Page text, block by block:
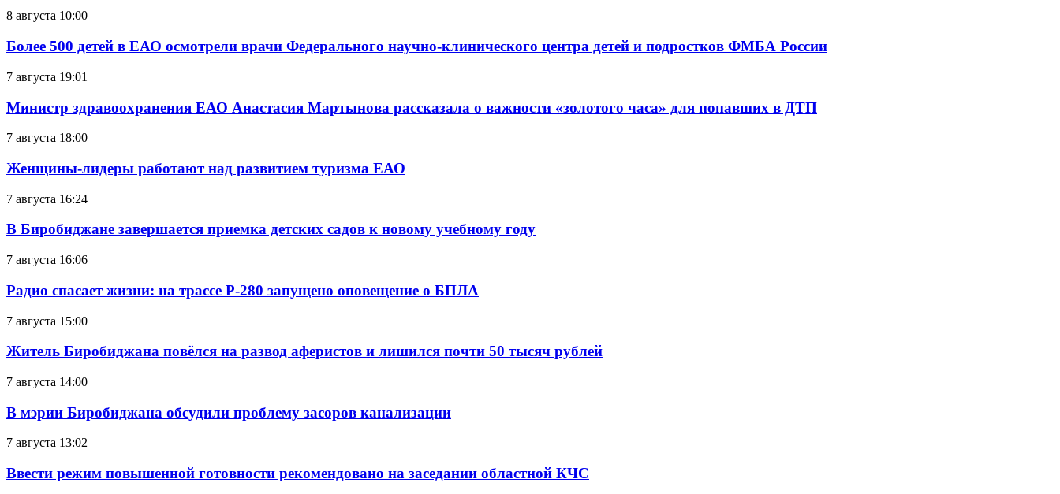
8 августа 10:00
Более 500 детей в ЕАО осмотрели врачи Федерального научно-клинического центра детей и подростков ФМБА России
7 августа 19:01
Министр здравоохранения ЕАО Анастасия Мартынова рассказала о важности «золотого часа» для попавших в ДТП
7 августа 18:00
Женщины-лидеры работают над развитием туризма ЕАО
7 августа 16:24
В Биробиджане завершается приемка детских садов к новому учебному году
7 августа 16:06
Радио спасает жизни: на трассе Р-280 запущено оповещение о БПЛА
7 августа 15:00
Житель Биробиджана повёлся на развод аферистов и лишился почти 50 тысяч рублей
7 августа 14:00
В мэрии Биробиджана обсудили проблему засоров канализации
7 августа 13:02
Ввести режим повышенной готовности рекомендовано на заседании областной КЧС